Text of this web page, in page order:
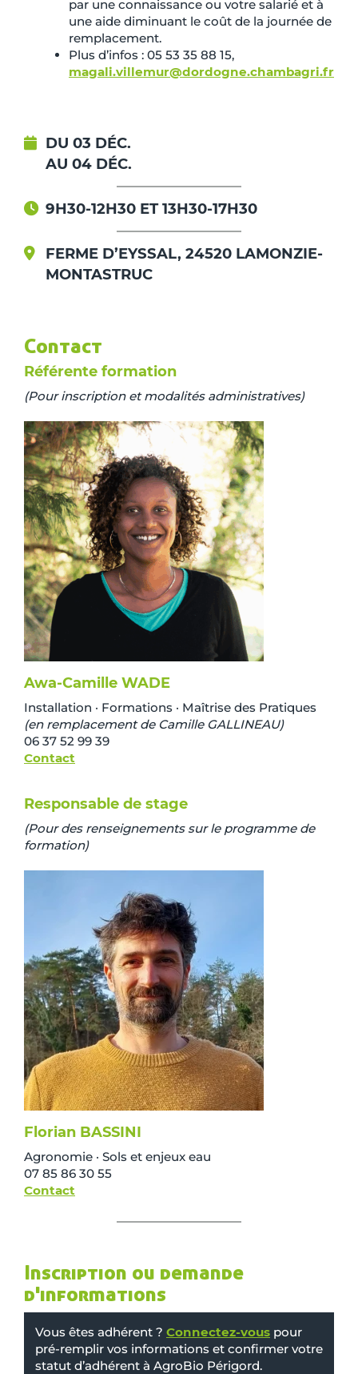
par une connaissance ou votre salarié et à
une aide diminuant le coût de la journée de
remplacement.
Plus d’infos : 05 53 35 88 15,
magali.villemur@dordogne.chambagri.fr
DU 03 DÉC.
AU 04 DÉC.
9H30-12H30 ET 13H30-17H30
FERME D’EYSSAL, 24520 LAMONZIE-
MONTASTRUC
Contact
Référente formation
(Pour inscription et modalités administratives)
Awa-Camille WADE
Installation · Formations · Maîtrise des Pratiques
(en remplacement de Camille GALLINEAU)
06 37 52 99 39
Contact
Responsable de stage
(Pour des renseignements sur le programme de
formation)
Florian BASSINI
Agronomie · Sols et enjeux eau
07 85 86 30 55
Contact
Inscription ou demande
d'informations
Vous êtes adhérent ? Connectez-vous pour
pré-remplir vos informations et confirmer votre
statut d’adhérent à AgroBio Périgord.